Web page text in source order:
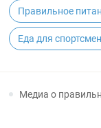
Правильное
Еда для
Медиа о